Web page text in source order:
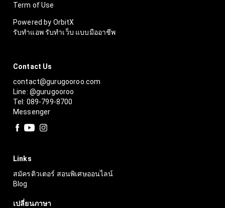
Term of Use
Powered by OrbitX
รับทำแอพ รับทำเว็บ แบบมืออาชีพ
Contact Us
contact@gurugooroo.com
Line: @gurugooroo
Tel: 089-799-8700
Messenger
Links
สมัครติวเตอร์ สอนพิเศษออนไลน์
Blog
เปลี่ยนภาษา